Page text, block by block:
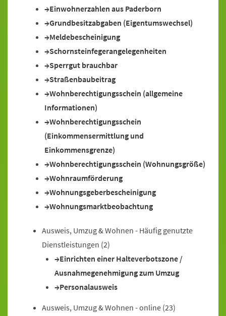
Einwohnerzahlen aus Paderborn
Grundbesitzabgaben (Eigentumswechsel)
Meldebescheinigung
Schornsteinfegerangelegenheiten
Sperrgut brauchbar
Straßenbaubeitrag
Wohnberechtigungsschein (allgemeine
Informationen)
Wohnberechtigungsschein
(Einkommensermittlung und
Einkommensgrenze)
Wohnberechtigungsschein (Wohnungsgröße)
Wohnraumförderung
Wohnungsgeberbescheinigung
Wohnungsmarktbeobachtung
Ausweis, Umzug & Wohnen - Häufig genutzte
Dienstleistungen (2)
Einrichten einer Halteverbotszone /
Ausnahmegenehmigung zum Umzug
Personalausweis
Ausweis, Umzug & Wohnen - online (23)